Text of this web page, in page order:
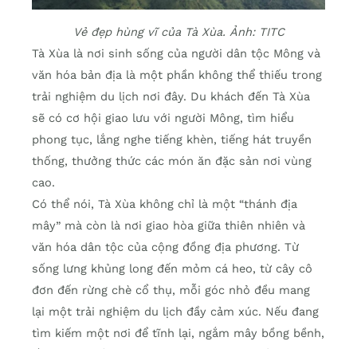
Vẻ đẹp hùng vĩ của Tà Xùa. Ảnh: TITC
Tà Xùa là nơi sinh sống của người dân tộc Mông và
văn hóa bản địa là một phần không thể thiếu trong
trải nghiệm du lịch nơi đây. Du khách đến Tà Xùa
sẽ có cơ hội giao lưu với người Mông, tìm hiểu
phong tục, lắng nghe tiếng khèn, tiếng hát truyền
thống, thưởng thức các món ăn đặc sản nơi vùng
cao.
Có thể nói, Tà Xùa không chỉ là một “thánh địa
mây” mà còn là nơi giao hòa giữa thiên nhiên và
văn hóa dân tộc của cộng đồng địa phương. Từ
sống lưng khủng long đến mỏm cá heo, từ cây cô
đơn đến rừng chè cổ thụ, mỗi góc nhỏ đều mang
lại một trải nghiệm du lịch đầy cảm xúc. Nếu đang
tìm kiếm một nơi để tĩnh lại, ngắm mây bồng bềnh,